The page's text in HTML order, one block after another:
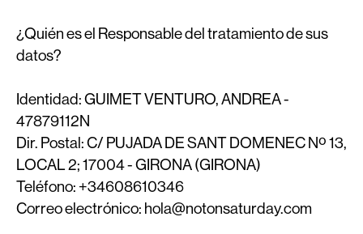
¿Quién es el Responsable del tratamiento de sus
datos?
Identidad:GUIMET VENTURO, ANDREA -
47879112N
Dir. Postal:C/ PUJADA DE SANT DOMENEC Nº 13,
LOCAL 2; 17004 - GIRONA (GIRONA)
Teléfono: +34608610346
Correo electrónico: hola@notonsaturday.com